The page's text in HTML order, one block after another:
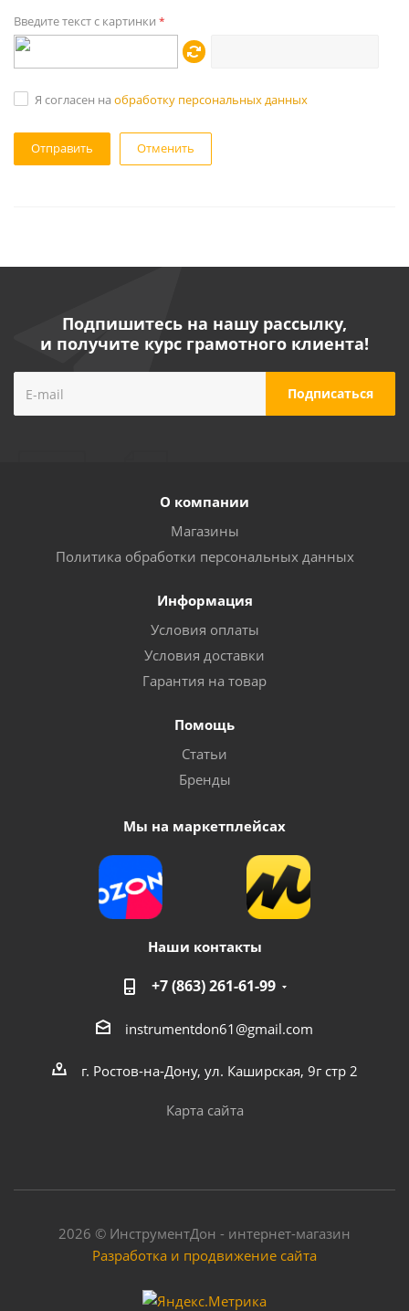
Введите текст с картинки *
Я согласен на обработку персональных данных
Отменить
Подпишитесь на нашу рассылку,
и получите курс грамотного клиента!
О компании
Магазины
Политика обработки персональных данных
Информация
Условия оплаты
Условия доставки
Гарантия на товар
Помощь
Статьи
Бренды
Мы на маркетплейсах
Наши контакты
+7 (863) 261-61-99
instrumentdon61@gmail.com
г. Ростов-на-Дону, ул. Каширская, 9г стр 2
Карта сайта
2026 © ИнструментДон - интернет-магазин
Разработка и продвижение сайта